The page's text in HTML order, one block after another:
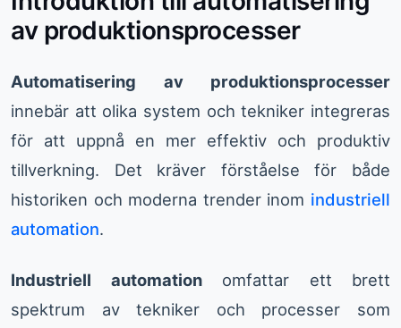
av produktionsprocesser
Automatisering av produktionsprocesser
innebär att olika system och tekniker integreras
för att uppnå en mer effektiv och produktiv
tillverkning. Det kräver förståelse för både
historiken och moderna trender inom industriell
automation.
Industriell automationomfattar ett brett
spektrum av tekniker och processer som